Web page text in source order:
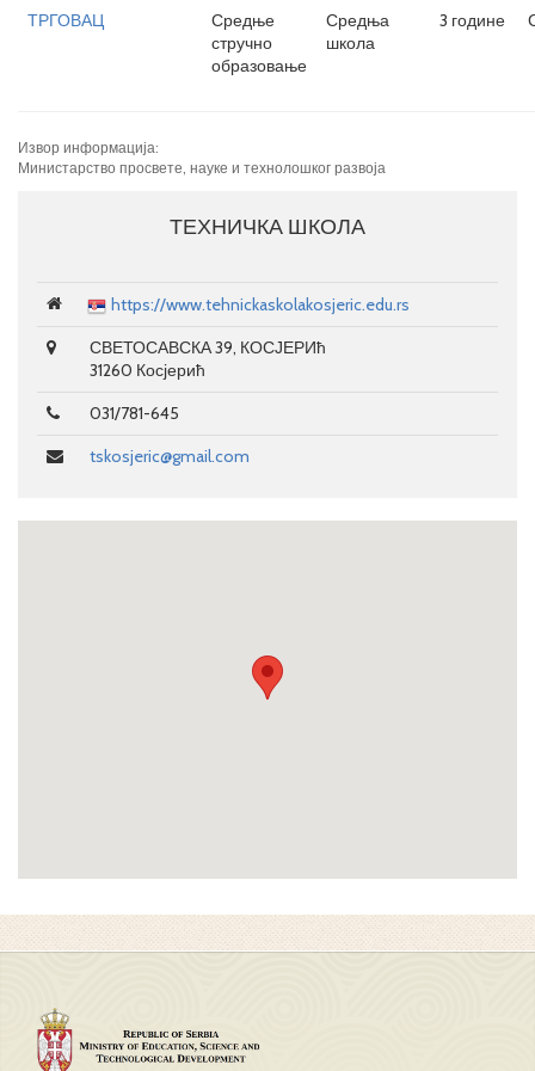
ТРГОВАЦ
Средње
стручно
образовање
Средња
школа
3 године
Извор информација:
Министарство просвете, науке и технолошког развоја
ТЕХНИЧКА ШКОЛА
https://www.tehnickaskolakosjeric.edu.rs
СВЕТОСАВСКА 39, КОСЈЕРИћ
31260 Косјерић
031/781-645
tskosjeric@gmail.com